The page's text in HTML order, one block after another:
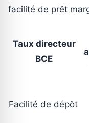
facilité de prêt
Taux directeur
BCE
Facilité de dépôt